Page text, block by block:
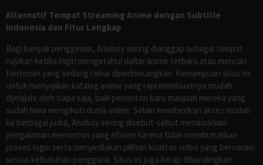
Alternatif Tempat Streaming Anime dengan Subtitle
Indonesia dan Fitur Lengkap
Bagi banyak penggemar, Anoboy sering dianggap sebagai tempat
rujukan ketika ingin mengetahui daftar anime terbaru atau mencari
tontonan yang sedang ramai diperbincangkan. Kemampuan situs ini
untuk menyajikan katalog anime yang rapi membuatnya mudah
dijelajahi oleh siapa saja, baik penonton baru maupun mereka yang
sudah lama mengikuti dunia anime. Selain memberikan akses mudah
ke berbagai judul, Anoboy sering disebut-sebut menawarkan
pengalaman menonton yang efisien karena tidak membutuhkan
proses login serta menyediakan pilihan kualitas video yang bervariasi
sesuai kebutuhan pengguna. Situs ini juga kerap dibandingkan